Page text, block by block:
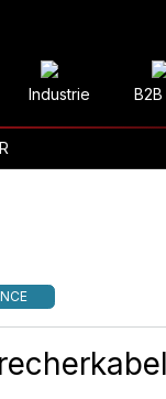
Industrie